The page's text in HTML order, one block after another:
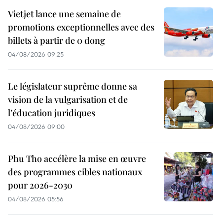
Vietjet lance une semaine de
promotions exceptionnelles avec des
billets à partir de 0 dong
04/08/2026 09:25
Le législateur suprême donne sa
vision de la vulgarisation et de
l’éducation juridiques
04/08/2026 09:00
Phu Tho accélère la mise en œuvre
des programmes cibles nationaux
pour 2026-2030
04/08/2026 05:56